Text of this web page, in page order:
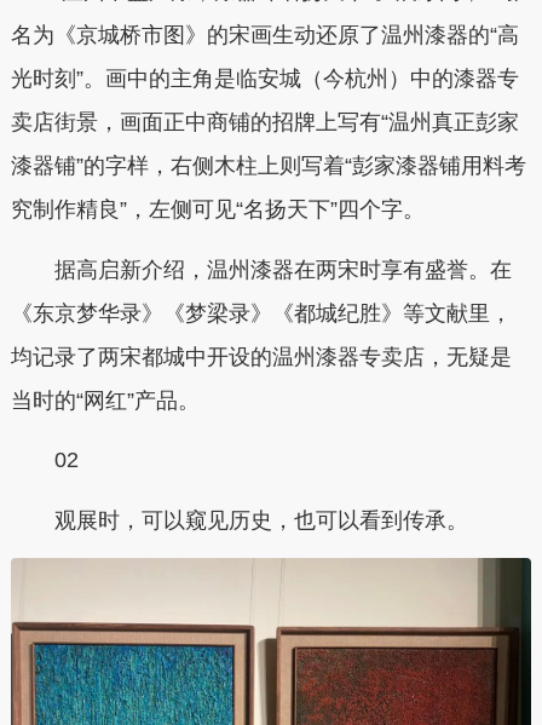
名为《京城桥市图》的宋画生动还原了温州漆器的“高
光时刻”。画中的主角是临安城（今杭州）中的漆器专
卖店街景，画面正中商铺的招牌上写有“温州真正彭家
漆器铺”的字样，右侧木柱上则写着“彭家漆器铺用料考
究制作精良”，左侧可见“名扬天下”四个字。
据高启新介绍，温州漆器在两宋时享有盛誉。在
《东京梦华录》《梦梁录》《都城纪胜》等文献里，
均记录了两宋都城中开设的温州漆器专卖店，无疑是
当时的“网红”产品。
02
观展时，可以窥见历史，也可以看到传承。